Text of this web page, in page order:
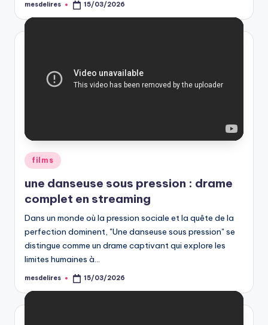
Posted
mesdelires 15/03/2026
Posted
in
films
une danseuse sous pression : drame
complet en streaming
Dans un monde où la pression sociale et la quête de la
perfection dominent, "Une danseuse sous pression" se
distingue comme un drame captivant qui explore les
limites humaines à…
Posted
mesdelires 15/03/2026